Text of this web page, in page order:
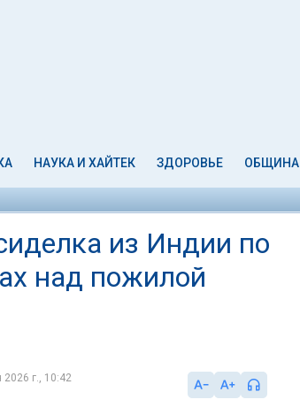
НАУКА И ХАЙТЕК ЗДОРОВЬЕ ОБЩИНА
из Индии по
над пожилой
г., 10:42